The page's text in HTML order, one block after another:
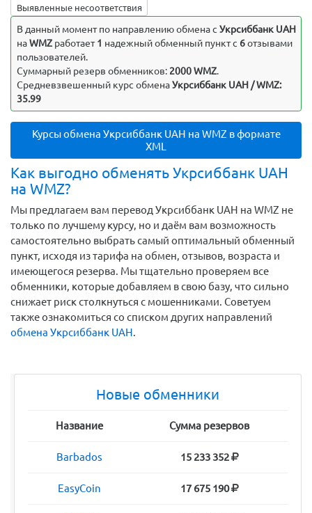
Выявленные несоответствия
В данный момент по направлению обмена c Укрсиббанк UAH
наWMZработает1 надежный обменный пункт с 6отзывами
пользователей.
Суммарный резерв обменников: 2000 WMZ.
Средневзвешенный курс обменаУкрсиббанк UAH / WMZ:
35.99
Курсы обмена Укрсиббанк UAH на WMZ в формате
XML
Как выгодно обменять Укрсиббанк UAH
на WMZ?
Мы предлагаем вам перевод Укрсиббанк UAH на WMZ не
только по лучшему курсу, но и даём вам возможность
самостоятельно выбрать самый оптимальный обменный
пункт, исходя из тарифа на обмен, отзывов, возраста и
имеющегося резерва. Мы тщательно проверяем все
обменники, которые добавляем в свою базу, что сильно
снижает риск столкнуться с мошенниками. Советуем
также ознакомиться со списком других направлений
обмена Укрсиббанк UAH.
Новые обменники
Название Сумма резервов
Barbados 15 233 352
EasyCoin 17 675 190